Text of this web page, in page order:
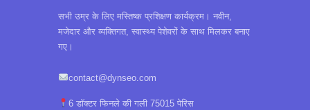
सभी उम्र के लिए मस्तिष्क प्रशिक्षण कार्यक्रम। नवीन,
मजेदार और व्यक्तिगत, स्वास्थ्य पेशेवरों के साथ मिलकर बनाए
गए।
contact@dynseo.com
6 डॉक्टर फिनले की गली 75015 पेरिस